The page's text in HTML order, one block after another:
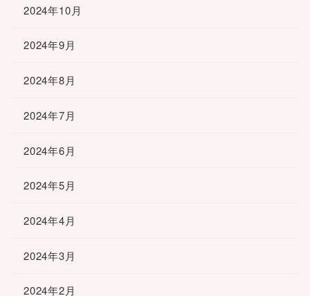
2024年10月
2024年9月
2024年8月
2024年7月
2024年6月
2024年5月
2024年4月
2024年3月
2024年2月